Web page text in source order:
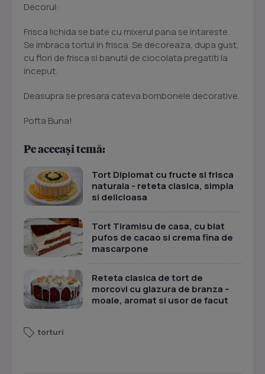
Decorul:
Frisca lichida se bate cu mixerul pana se intareste.
Se imbraca tortul in frisca. Se decoreaza, dupa gust,
cu flori de frisca si banutii de ciocolata pregatiti la
inceput.
Deasupra se presara cateva bombonele decorative.
Pofta Buna!
Pe aceeași temă:
Tort Diplomat cu fructe si frisca
naturala - reteta clasica, simpla
si delicioasa
Tort Tiramisu de casa, cu blat
pufos de cacao si crema fina de
mascarpone
Reteta clasica de tort de
morcovi cu glazura de branza –
moale, aromat si usor de facut
torturi